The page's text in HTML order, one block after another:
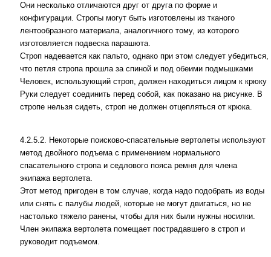
Они несколько отличаются друг от друга по форме и
конфигурации. Стропы могут быть изготовлены из тканого
лентообразного материала, аналогичного тому, из которого
изготовляется подвеска парашюта.
Строп надевается как пальто, однако при этом следует убедиться,
что петля стропа прошла за спиной и под обеими подмышками
Человек, использующий строп, должен находиться лицом к крюку
Руки следует соединить перед собой, как показано на рисунке. В
стропе нельзя сидеть, строп не должен отцепляться от крюка.
4.2.5.2. Некоторые поисково-спасательные вертолеты используют
метод двойного подъема с применением нормального
спасательного стропа и седлового пояса ремня для члена
экипажа вертолета.
Этот метод пригоден в том случае, когда надо подобрать из воды
или снять с палубы людей, которые не могут двигаться, но не
настолько тяжело ранены, чтобы для них были нужны носилки.
Член экипажа вертолета помещает пострадавшего в строп и
руководит подъемом.